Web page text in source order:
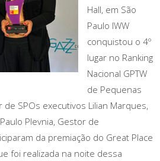
Hall, em São
Paulo IWW
conquistou o 4º
lugar no Ranking
Nacional GPTW
de Pequenas
SPOs executivos Lilian Marques,
Plevnia, Gestor de
da premiação do Great Place
foi realizada na noite dessa